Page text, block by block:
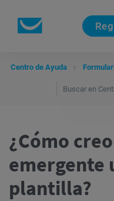
Centro de Ayuda
¿Cómo
emergente
plantilla?